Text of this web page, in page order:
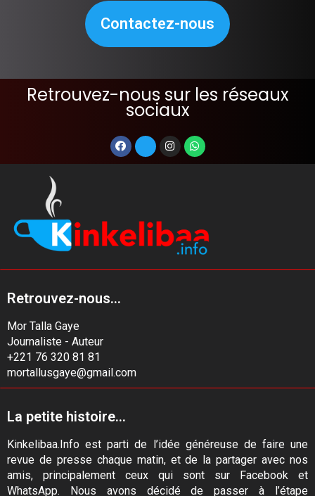
Contactez-nous
Retrouvez-nous sur les réseaux
sociaux
Retrouvez-nous...
Mor Talla Gaye
Journaliste - Auteur
+221 76 320 81 81
mortallusgaye@gmail.com
La petite histoire...
Kinkelibaa.Info est parti de l’idée généreuse de faire une
revue de presse chaque matin, et de la partager avec nos
amis, principalement ceux qui sont sur Facebook et
WhatsApp. Nous avons décidé de passer à l’étape